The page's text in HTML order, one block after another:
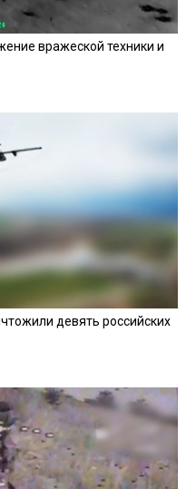
вражеской техники и
девять российских